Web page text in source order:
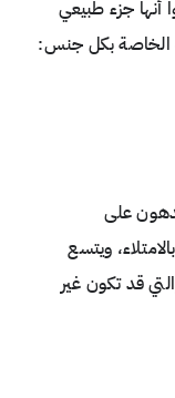
أنها جزء طبيعي
الخاصة بكل جنس:
على
ويتسع
قد تكون غير